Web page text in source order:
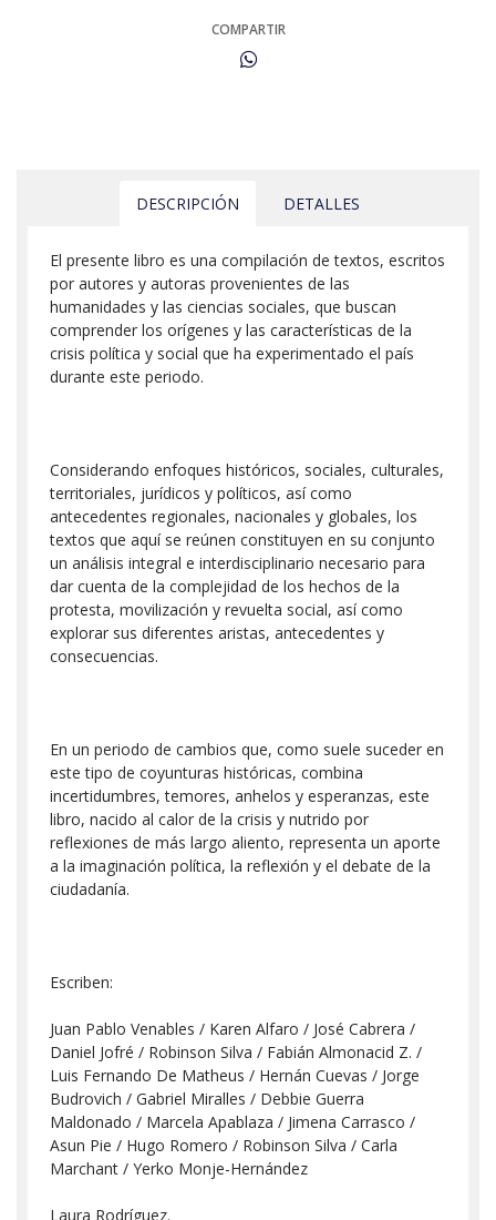
COMPARTIR
DESCRIPCIÓN DETALLES
El presente libro es una compilación de textos, escritos
por autores y autoras provenientes de las
humanidades y las ciencias sociales, que buscan
comprender los orígenes y las características de la
crisis política y social que ha experimentado el país
durante este periodo.
Considerando enfoques históricos, sociales, culturales,
territoriales, jurídicos y políticos, así como
antecedentes regionales, nacionales y globales, los
textos que aquí se reúnen constituyen en su conjunto
un análisis integral e interdisciplinario necesario para
dar cuenta de la complejidad de los hechos de la
protesta, movilización y revuelta social, así como
explorar sus diferentes aristas, antecedentes y
consecuencias.
En un periodo de cambios que, como suele suceder en
este tipo de coyunturas históricas, combina
incertidumbres, temores, anhelos y esperanzas, este
libro, nacido al calor de la crisis y nutrido por
reflexiones de más largo aliento, representa un aporte
a la imaginación política, la reflexión y el debate de la
ciudadanía.
Escriben:
Juan Pablo Venables / Karen Alfaro / José Cabrera /
Daniel Jofré / Robinson Silva / Fabián Almonacid Z. /
Luis Fernando De Matheus / Hernán Cuevas / Jorge
Budrovich / Gabriel Miralles / Debbie Guerra
Maldonado / Marcela Apablaza / Jimena Carrasco /
Asun Pie / Hugo Romero / Robinson Silva / Carla
Marchant / Yerko Monje-Hernández
Laura Rodríguez.